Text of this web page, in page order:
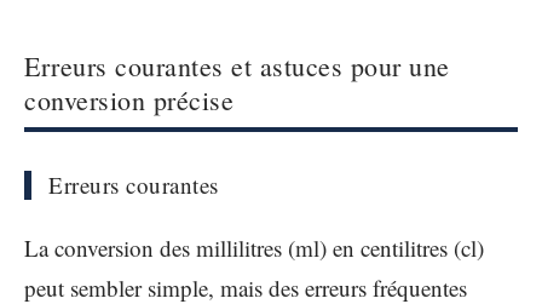
Erreurs courantes et astuces pour une
conversion précise
Erreurs courantes
La conversion des millilitres (ml) en centilitres (cl)
peut sembler simple, mais des erreurs fréquentes